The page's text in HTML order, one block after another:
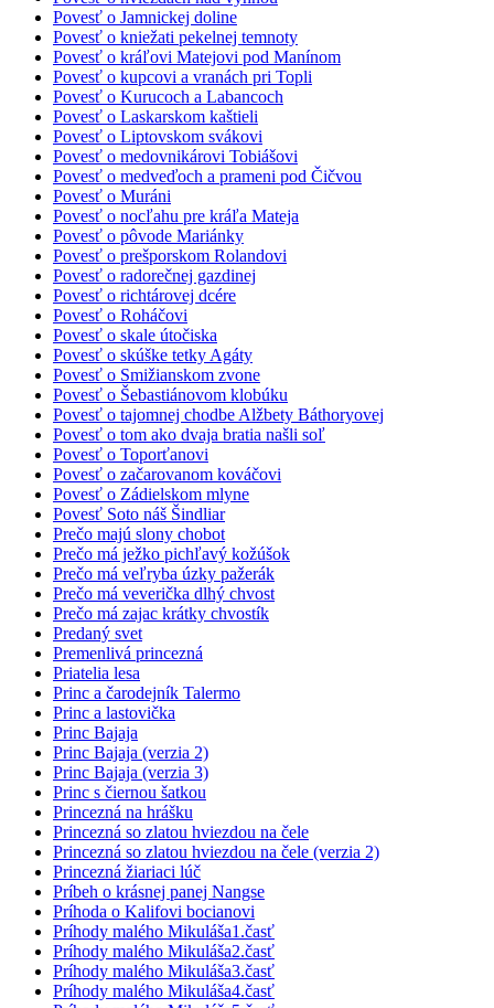
Povesť o Jamnickej doline
Povesť o kniežati pekelnej temnoty
Povesť o kráľovi Matejovi pod Manínom
Povesť o kupcovi a vranách pri Topli
Povesť o Kurucoch a Labancoch
Povesť o Laskarskom kaštieli
Povesť o Liptovskom svákovi
Povesť o medovnikárovi Tobiášovi
Povesť o medveďoch a prameni pod Čičvou
Povesť o Muráni
Povesť o nocľahu pre kráľa Mateja
Povesť o pôvode Mariánky
Povesť o prešporskom Rolandovi
Povesť o radorečnej gazdinej
Povesť o richtárovej dcére
Povesť o Roháčovi
Povesť o skale útočiska
Povesť o skúške tetky Agáty
Povesť o Smižianskom zvone
Povesť o Šebastiánovom klobúku
Povesť o tajomnej chodbe Alžbety Báthoryovej
Povesť o tom ako dvaja bratia našli soľ
Povesť o Toporťanovi
Povesť o začarovanom kováčovi
Povesť o Zádielskom mlyne
Povesť Soto náš Šindliar
Prečo majú slony chobot
Prečo má ježko pichľavý kožúšok
Prečo má veľryba úzky pažerák
Prečo má veverička dlhý chvost
Prečo má zajac krátky chvostík
Predaný svet
Premenlivá princezná
Priatelia lesa
Princ a čarodejník Talermo
Princ a lastovička
Princ Bajaja
Princ Bajaja (verzia 2)
Princ Bajaja (verzia 3)
Princ s čiernou šatkou
Princezná na hrášku
Princezná so zlatou hviezdou na čele
Princezná so zlatou hviezdou na čele (verzia 2)
Princezná žiariaci lúč
Príbeh o krásnej panej Nangse
Príhoda o Kalifovi bocianovi
Príhody malého Mikuláša1.časť
Príhody malého Mikuláša2.časť
Príhody malého Mikuláša3.časť
Príhody malého Mikuláša4.časť